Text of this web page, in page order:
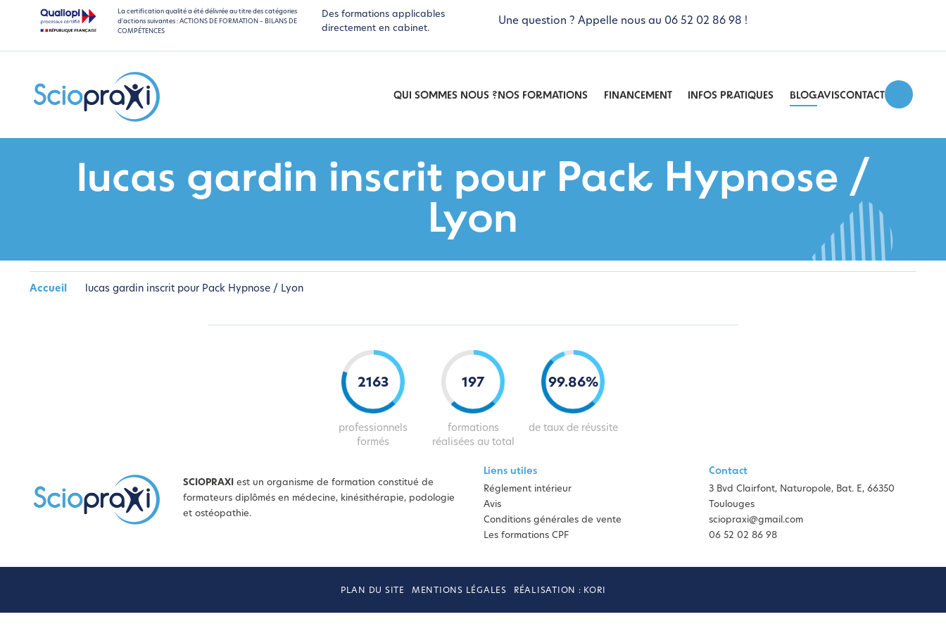
La certification qualité a été délivrée au titre des catégories
d'actions suivantes : ACTIONS DE FORMATION – BILANS DE
COMPÉTENCES
Des formations applicables
directement en cabinet.
Une question ? Appelle nous au 06 52 02 86 98 !
QUI SOMMES NOUS ?NOS FORMATIONS FINANCEMENT INFOS PRATIQUES BLOGAVISCONTACT
lucas gardin inscrit pour Pack Hypnose /
Lyon
Accueil lucas gardin inscrit pour Pack Hypnose / Lyon
2163
professionnels
formés
197
formations
réalisées au total
99.86%
de taux de réussite
SCIOPRAXI
est un organisme de formation constitué de
formateurs diplômés en médecine, kinésithérapie, podologie
et ostéopathie.
Liens utiles
Réglement intérieur
Avis
Conditions générales de vente
Les formations CPF
Contact
3 Bvd Clairfont, Naturopole, Bat. E, 66350
Toulouges
sciopraxi@gmail.com
06 52 02 86 98
PLAN DU SITE MENTIONS LÉGALES RÉALISATION : KORI